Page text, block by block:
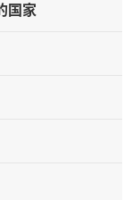
国家